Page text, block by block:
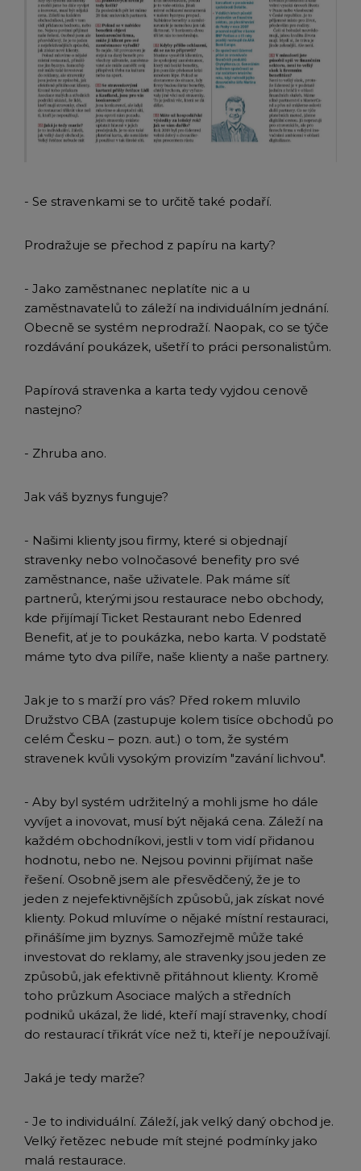
- Se stravenkami se to určitě také podaří.
Prodražuje se přechod z papíru na karty?
- Jako zaměstnanec neplatíte nic a u
zaměstnavatelů to záleží na individuálním jednání.
Obecně se systém neprodraží. Naopak, co se týče
rozdávání poukázek, ušetří to práci personalistům.
Papírová stravenka a karta tedy vyjdou cenově
nastejno?
- Zhruba ano.
Jak váš byznys funguje?
- Našimi klienty jsou firmy, které si objednají
stravenky nebo volnočasové benefity pro své
zaměstnance, naše uživatele. Pak máme síť
partnerů, kterými jsou restaurace nebo obchody,
kde přijímají Ticket Restaurant nebo Edenred
Benefit, ať je to poukázka, nebo karta. V podstatě
máme tyto dva pilíře, naše klienty a naše partnery.
Jak je to s marží pro vás? Před rokem mluvilo
Družstvo CBA (zastupuje kolem tisíce obchodů po
celém Česku – pozn. aut.) o tom, že systém
stravenek kvůli vysokým provizím "zavání lichvou".
- Aby byl systém udržitelný a mohli jsme ho dále
vyvíjet a inovovat, musí být nějaká cena. Záleží na
každém obchodníkovi, jestli v tom vidí přidanou
hodnotu, nebo ne. Nejsou povinni přijímat naše
řešení. Osobně jsem ale přesvědčený, že je to
jeden z nejefektivnějších způsobů, jak získat nové
klienty. Pokud mluvíme o nějaké místní restauraci,
přinášíme jim byznys. Samozřejmě může také
investovat do reklamy, ale stravenky jsou jeden ze
způsobů, jak efektivně přitáhnout klienty. Kromě
toho průzkum Asociace malých a středních
podniků ukázal, že lidé, kteří mají stravenky, chodí
do restaurací třikrát více než ti, kteří je nepoužívají.
Jaká je tedy marže?
- Je to individuální. Záleží, jak velký daný obchod je.
Velký řetězec nebude mít stejné podmínky jako
malá restaurace.